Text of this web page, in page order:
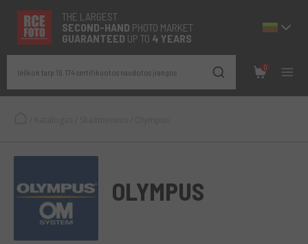
THE LARGEST
SECOND-HAND PHOTO MARKET
GUARANTEED UP TO 4 YEARS
Ieškok tarp 19.174 sertifikuotos naudotos įrangos
0
OLYMPUS